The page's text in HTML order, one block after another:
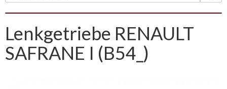
Lenkgetriebe RENAULT
SAFRANE I (B54_)